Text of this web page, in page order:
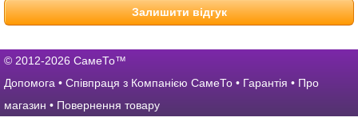
Залишити відгук
© 2012-2026 СамеТо™
Допомога • Співпраця з Компанією СамеТо • Гарантія • Про
магазин • Повернення товару